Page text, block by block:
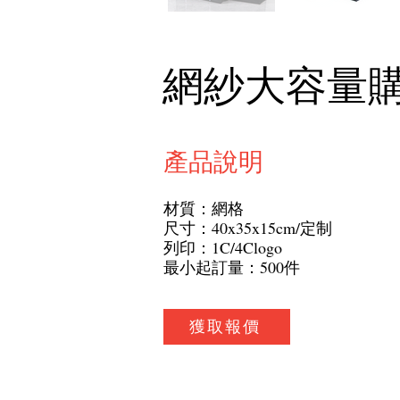
網紗大容量
產品說明
材質：網格
尺寸：40x35x15cm/定制
列印：1C/4Clogo
最小起訂量：500件
獲取報價